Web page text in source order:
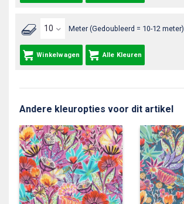
Meter (Gedoubleerd = 10-12 meter)
Winkelwagen Alle Kleuren
Andere kleuropties voor dit artikel